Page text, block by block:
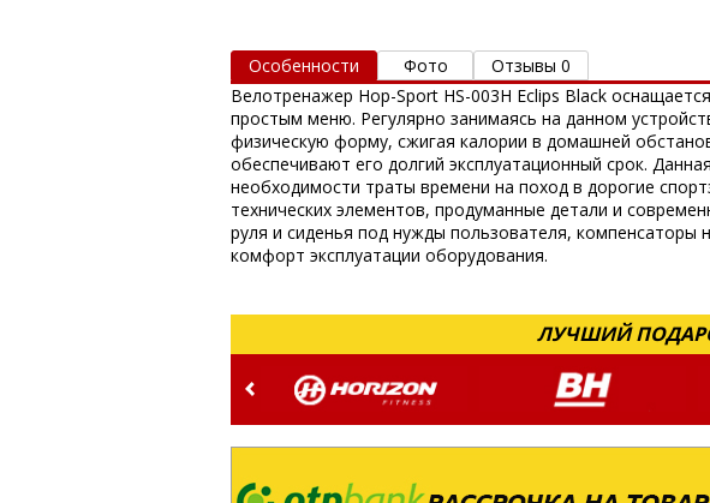
Особенности Фото
Отзывы 0
Велотренажер Hop-Sport HS-003H Eclips Black
простым меню. Регулярно занимаясь на данном
физическую форму, сжигая калории в домашней
обеспечивают его долгий эксплуатационный срок.
необходимости траты времени на поход в дорогие
технических элементов, продуманные детали и
руля и сиденья под нужды пользователя,
комфорт эксплуатации оборудования.
ЛУЧШИЙ